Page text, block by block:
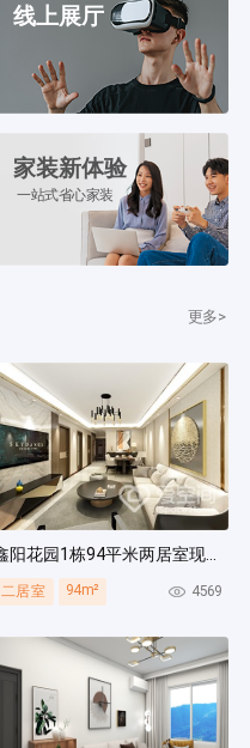
线上展厅
家装新体验
一站式省心家装
更多>
鑫阳花园1栋94平米两居室现代简约风装修案例
二居室 94m² 4569